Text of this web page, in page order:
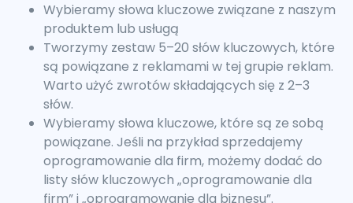
Wybieramy słowa kluczowe związane z naszym
produktem lub usługą
Tworzymy zestaw 5–20 słów kluczowych, które
są powiązane z reklamami w tej grupie reklam.
Warto użyć zwrotów składających się z 2–3
słów.
Wybieramy słowa kluczowe, które są ze sobą
powiązane. Jeśli na przykład sprzedajemy
oprogramowanie dla firm, możemy dodać do
listy słów kluczowych „oprogramowanie dla
firm” i „oprogramowanie dla biznesu”.